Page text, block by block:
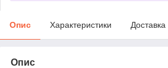
Опис Характеристики Доставка
Опис